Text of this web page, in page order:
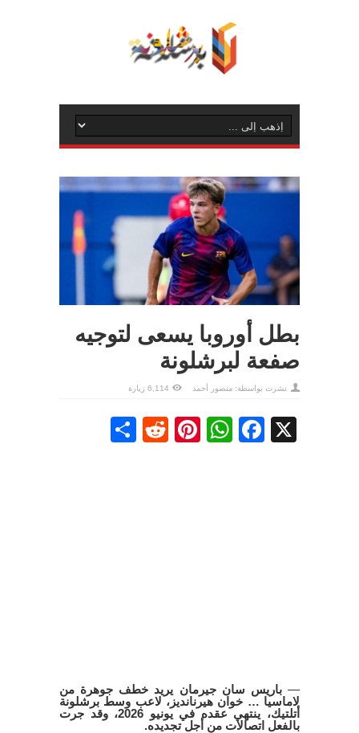
بطل أوروبا يسعى لتوجيه
صفعة لبرشلونة
نشرت بواسطة: منصور أحمد 6,114 زيارة
X
Facebook
WhatsApp
Pinterest
Reddit
—باريس سان جيرمان يريد خطف جوهرة من
لاماسيا … خوان هيرنانديز، لاعب وسط برشلونة
أتلتيك، ينتهي عقده في يونيو 2026، وقد جرت
بالفعل اتصالات من أجل تجديده.